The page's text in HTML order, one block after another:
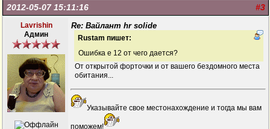
#3
2012-05-07 15:11:16
Lavrishin
Админ
Re: Вайлант hr solide
Rustam пишет:
Ошибка е 12 от чего дается?
От открытой форточки и от вашего бездомного места
обитания...
Указывайте свое местонахождение и тогда мы вам
поможем!